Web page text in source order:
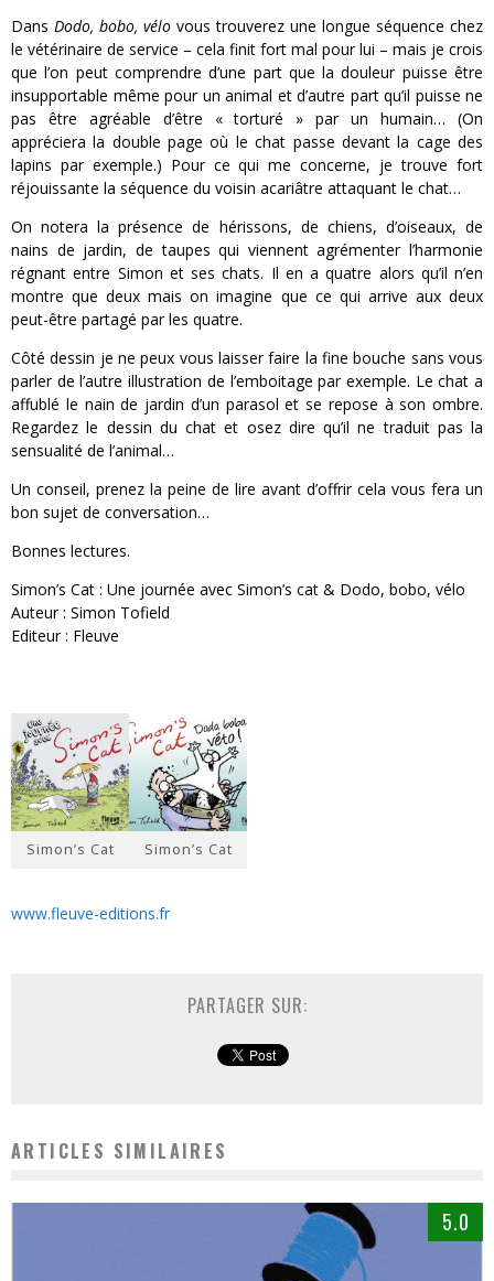
Dans Dodo, bobo, vélo vous trouverez une longue séquence chez
le vétérinaire de service – cela finit fort mal pour lui – mais je crois
que l’on peut comprendre d’une part que la douleur puisse être
insupportable même pour un animal et d’autre part qu’il puisse ne
pas être agréable d’être « torturé » par un humain… (On
appréciera la double page où le chat passe devant la cage des
lapins par exemple.) Pour ce qui me concerne, je trouve fort
réjouissante la séquence du voisin acariâtre attaquant le chat…
On notera la présence de hérissons, de chiens, d’oiseaux, de
nains de jardin, de taupes qui viennent agrémenter l’harmonie
régnant entre Simon et ses chats. Il en a quatre alors qu’il n’en
montre que deux mais on imagine que ce qui arrive aux deux
peut-être partagé par les quatre.
Côté dessin je ne peux vous laisser faire la fine bouche sans vous
parler de l’autre illustration de l’emboitage par exemple. Le chat a
affublé le nain de jardin d’un parasol et se repose à son ombre.
Regardez le dessin du chat et osez dire qu’il ne traduit pas la
sensualité de l’animal…
Un conseil, prenez la peine de lire avant d’offrir cela vous fera un
bon sujet de conversation…
Bonnes lectures.
Simon’s Cat : Une journée avec Simon’s cat & Dodo, bobo, vélo
Auteur : Simon Tofield
Editeur : Fleuve
Simon’s Cat Simon’s Cat
www.fleuve-editions.fr
PARTAGER SUR:
ARTICLES SIMILAIRES
5.0